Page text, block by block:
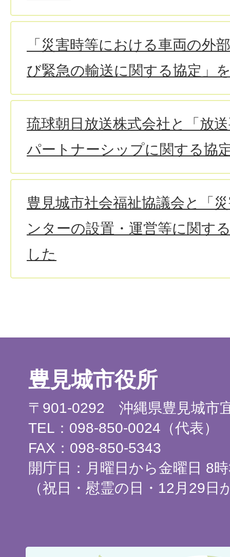
「災害時等における車両の外
び緊急の輸送に関する協定」
琉球朝日放送株式会社と「放
パートナーシップに関する協
豊見城市社会福祉協議会と「
ンターの設置・運営等に関す
した
豊見城市役所
〒901-0292 沖縄県豊見城市
TEL：098-850-0024（代表）
FAX：098-850-5343
開庁日：月曜日から金曜日 8
（祝日・慰霊の日・12月29日